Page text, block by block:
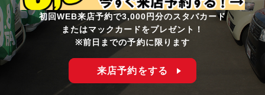
初回WEB来店予約で3,000円分のスタバカード
またはマックカードをプレゼント！
※前日までの予約に限ります
来店予約をする